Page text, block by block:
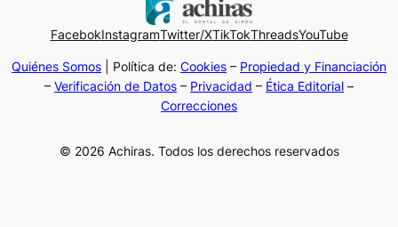
FacebokInstagramTwitter/XTikTokThreadsYouTube
Quiénes Somos | Política de: Cookies – Propiedad y Financiación
– Verificación de Datos – Privacidad – Ética Editorial –
Correcciones
© 2026 Achiras. Todos los derechos reservados